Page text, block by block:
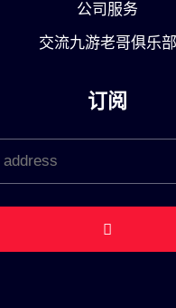
公司服务
交流九游老哥俱乐部
订阅